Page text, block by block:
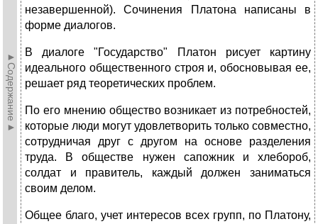
►Содержание►
незавершенной). Сочинения Платона написаны в
форме диалогов.
В диалоге "Государство" Платон рисует картину
идеального общественного строя и, обосновывая ее,
решает ряд теоретических проблем.
По его мнению общество возникает из потребностей,
которые люди могут удовлетворить только совместно,
сотрудничая друг с другом на основе разделения
труда. В обществе нужен сапожник и хлебороб,
солдат и правитель, каждый должен заниматься
своим делом.
Общее благо, учет интересов всех групп, по Платону,